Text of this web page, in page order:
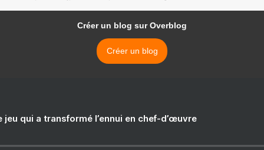
Créer un blog sur Overblog
Créer un blog
jeu qui a transformé l’ennui en chef-d’œuvre